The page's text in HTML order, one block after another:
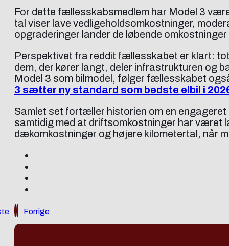
For dette fællesskabsmedlem har Model 3
tal viser lave vedligeholdsomkostninger,
opgraderinger lander de løbende
Perspektivet fra reddit fællesskabet er klart:
dem, der kører langt, deler infrastrukturen og
Model 3 som bilmodel, følger fællesskabet
3 sætter ny standard som bedste elbil i
Samlet set fortæller historien om en
samtidig med at driftsomkostninger har været
dækomkostninger og højere kilometertal, når
Forrige